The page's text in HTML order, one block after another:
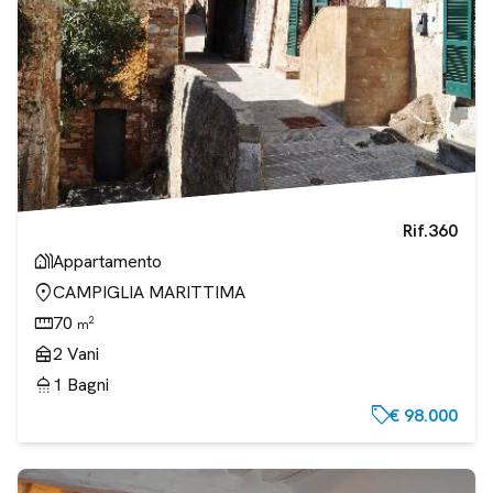
Rif.360
holiday_villageAppartamento
location_onCAMPIGLIA MARITTIMA
straighten70 m2
nest_multi_room2 Vani
shower1 Bagni
sell€ 98.000